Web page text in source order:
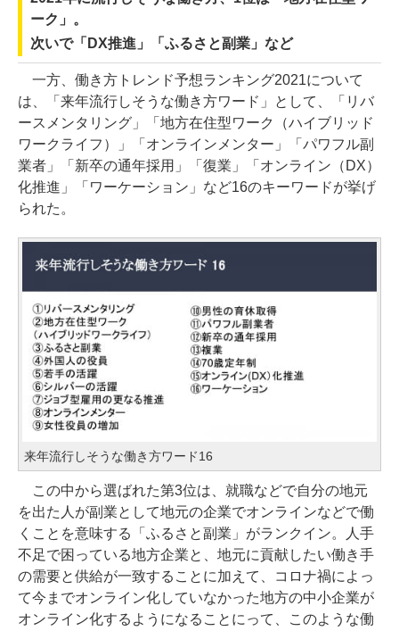
ーク」。
次いで「DX推進」「ふるさと副業」など
一方、働き方トレンド予想ランキング2021について
は、「来年流行しそうな働き方ワード」として、「リバ
ースメンタリング」「地方在住型ワーク（ハイブリッド
ワークライフ）」「オンラインメンター」「パワフル副
業者」「新卒の通年採用」「復業」「オンライン（DX）
化推進」「ワーケーション」など16のキーワードが挙げ
られた。
来年流行しそうな働き方ワード16
この中から選ばれた第3位は、就職などで自分の地元
を出た人が副業として地元の企業でオンラインなどで働
くことを意味する「ふるさと副業」がランクイン。人手
不足で困っている地方企業と、地元に貢献したい働き手
の需要と供給が一致することに加えて、コロナ禍によっ
て今までオンライン化していなかった地方の中小企業が
オンライン化するようになることにって、このような働